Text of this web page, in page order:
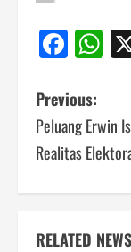
Post
Previous:
Peluang Erwin
Realitas
RELATED NEWS